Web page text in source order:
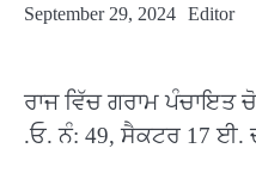
September 29, 2024 Editor
ਰਾਜ ਵਿੱਚ ਗਰਾਮ
.ਓ. ਨੰ: 49, ਸੈਕਟਰ 17 ਈ.